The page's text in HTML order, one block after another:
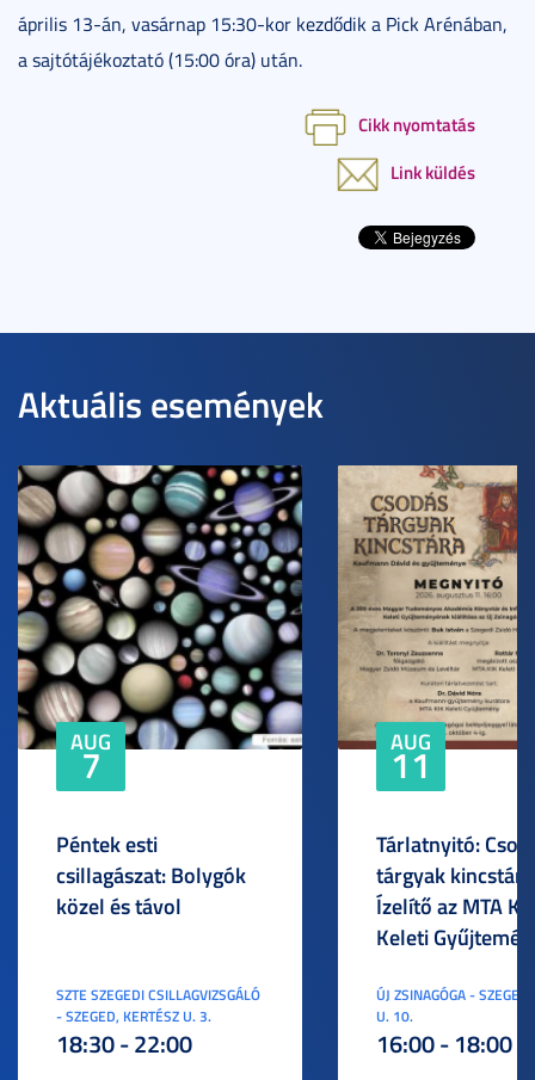
április 13-án, vasárnap 15:30-kor kezdődik a Pick Arénában,
a sajtótájékoztató (15:00 óra) után.
Cikk nyomtatás
Link küldés
Aktuális események
AUG
7
Péntek esti
csillagászat: Bolygók
közel és távol
SZTE SZEGEDI CSILLAGVIZSGÁLÓ
- SZEGED, KERTÉSZ U. 3.
18:30 - 22:00
AUG
11
Tárlatnyitó:
tárgyak
Ízelítő az MTA
Keleti
ÚJ ZSINAGÓGA -
U. 10.
16:00 - 18:00